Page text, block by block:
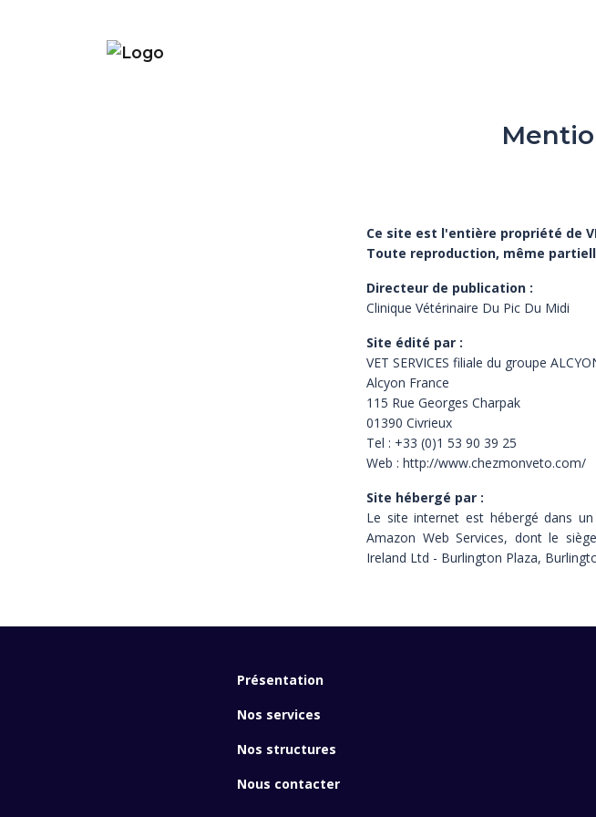
Ce site est l'entière propriété de
Toute reproduction, même
Directeur de publication :
Clinique Vétérinaire Du Pic Du Midi
Site édité par :
VET SERVICES filiale du groupe
Alcyon France
115 Rue Georges Charpak
01390 Civrieux
Tel : +33 (0)1 53 90 39 25
Web : http://www.chezmonveto.com/
Site hébergé par :
Le site internet est hébergé dans
Amazon Web Services, dont le
Ireland Ltd - Burlington Plaza,
Présentation
Nos services
Nos structures
Nous contacter